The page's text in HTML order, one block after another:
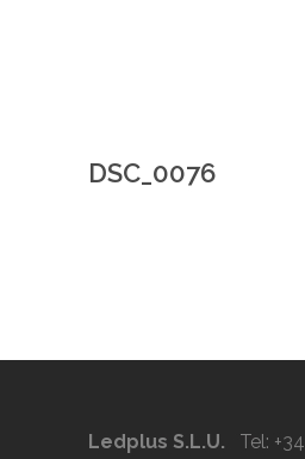
DSC_0076
Ledplus S.L.U. Tel: +34